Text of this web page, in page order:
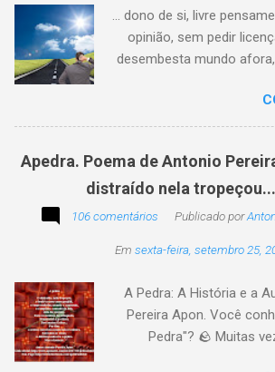
... dono de si, livre
opinião, sem pedir
desembesta mundo
sem pitaco,
Apon. No blog
uma frase,
poesia, pensamento,
imagem postada a cada
participação na
encantando . Segue a
itinerante pensador,
caminho, toca a vida a
Apedra. Poema de Antonio
distraído nela tropeçou...
106 comentários Publicado por
Em sexta-feira, setembro 25,
A Pedra: A História e a
Pereira Apon. Você
Pedra"? 🪨 Muitas